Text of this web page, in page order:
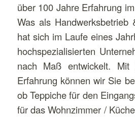
über 100 Jahre Erfahrung
Was als Handwerksbetrieb
hat sich im Laufe eines
hochspezialisierten
nach Maß entwickelt.
Erfahrung können wir Sie
ob Teppiche für den
für das Wohnzimmer /